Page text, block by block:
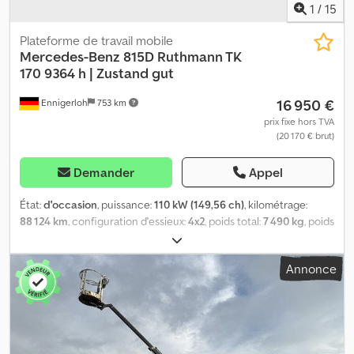
1 / 15
Ennigerloh 753 km
Plateforme de travail mobile
Mercedes-Benz 815D Ruthmann TK
170 9364 h | Zustand gut
16 950 €
prix fixe hors TVA
(20 170 € brut)
Demander Appel
État:d'occasion, puissance:110 kW (149,56 ch), kilométrage:
88 124 km, configuration d'essieux:4x2, poids total:7 490 kg, poids
, prochaine inspection (TÜV):
carburant:diesel, dimension des pneus:205/75R17.5, couleur:
orange, première immatriculation: 10/2004
, type d'engrenage:
mécanique , suspension: , taille du pneu avant:
taille de pneu arrière:
205/75R17.5 , nombre de sièges:
cabine courte, vitesse maximale:
, carburant: diesel, Équipement:
Annonce